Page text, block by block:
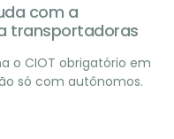
com a
transportadoras
o CIOT obrigatório em
só com autônomos.